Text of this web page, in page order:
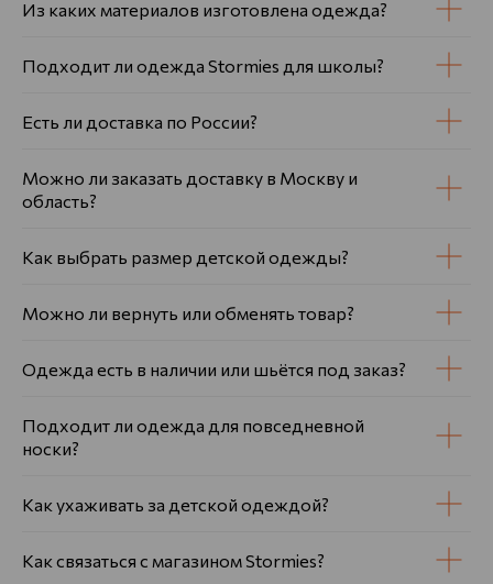
Из каких материалов изготовлена одежда?
Подходит ли одежда Stormies для школы?
Есть ли доставка по России?
Можно ли заказать доставку в Москву и
область?
Как выбрать размер детской одежды?
Можно ли вернуть или обменять товар?
Одежда есть в наличии или шьётся под заказ?
Подходит ли одежда для повседневной
носки?
Как ухаживать за детской одеждой?
Как связаться с магазином Stormies?